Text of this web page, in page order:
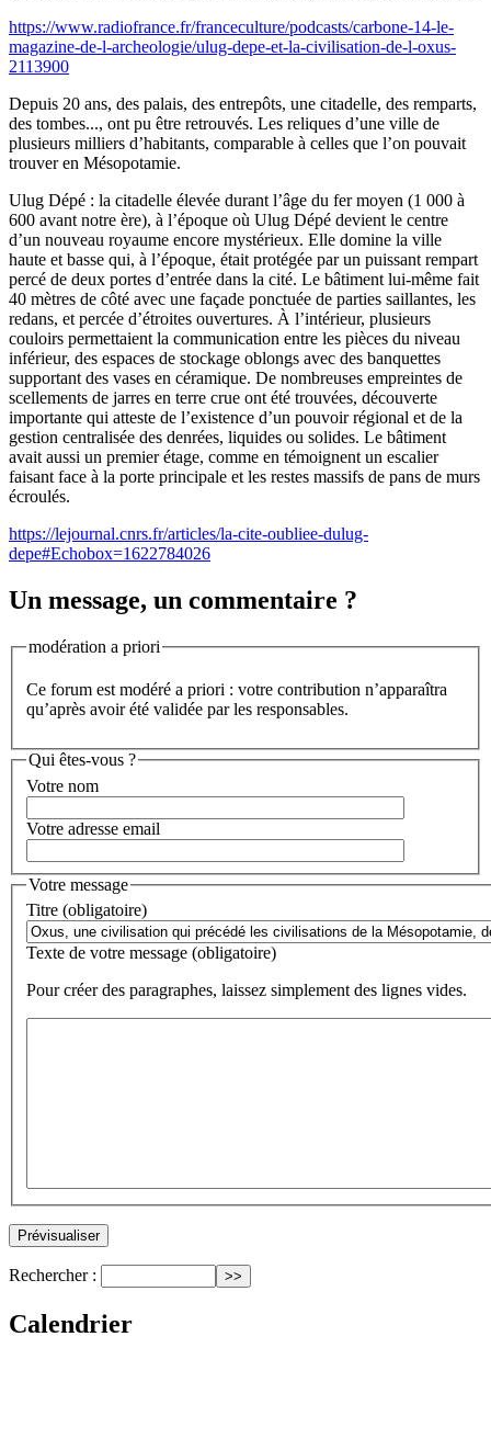
https://www.radiofrance.fr/franceculture/podcasts/carbone-14-le-
magazine-de-l-archeologie/ulug-depe-et-la-civilisation-de-l-oxus-
2113900
Depuis 20 ans, des palais, des entrepôts, une citadelle, des remparts,
des tombes..., ont pu être retrouvés. Les reliques d’une ville de
plusieurs milliers d’habitants, comparable à celles que l’on pouvait
trouver en Mésopotamie.
Ulug Dépé : la citadelle élevée durant l’âge du fer moyen (1 000 à
600 avant notre ère), à l’époque où Ulug Dépé devient le centre
d’un nouveau royaume encore mystérieux. Elle domine la ville
haute et basse qui, à l’époque, était protégée par un puissant rempart
percé de deux portes d’entrée dans la cité. Le bâtiment lui-même fait
40 mètres de côté avec une façade ponctuée de parties saillantes, les
redans, et percée d’étroites ouvertures. À l’intérieur, plusieurs
couloirs permettaient la communication entre les pièces du niveau
inférieur, des espaces de stockage oblongs avec des banquettes
supportant des vases en céramique. De nombreuses empreintes de
scellements de jarres en terre crue ont été trouvées, découverte
importante qui atteste de l’existence d’un pouvoir régional et de la
gestion centralisée des denrées, liquides ou solides. Le bâtiment
avait aussi un premier étage, comme en témoignent un escalier
faisant face à la porte principale et les restes massifs de pans de murs
écroulés.
https://lejournal.cnrs.fr/articles/la-cite-oubliee-dulug-
depe#Echobox=1622784026
Un message, un commentaire ?
modération a priori
Ce forum est modéré a priori : votre contribution n’apparaîtra
qu’après avoir été validée par les responsables.
Qui êtes-vous ?
Votre nom
Votre adresse email
Votre message
Titre (obligatoire)
Texte de votre message (obligatoire)
Pour créer des paragraphes, laissez simplement des lignes vides.
Rechercher :
Calendrier